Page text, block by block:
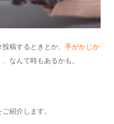
投稿するときとか、手がかじか
なんて時もあるかも。
紹介します。